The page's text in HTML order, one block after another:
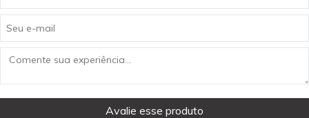
Avalie esse produto